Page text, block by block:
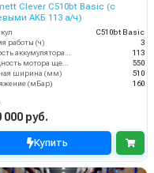
Clever C510bt Basic (с
АКБ 113 а/ч)
C510bt Basic
работы (ч)
3
113
550
ширина (мм)
510
(мБар)
160
000 руб.
Купить